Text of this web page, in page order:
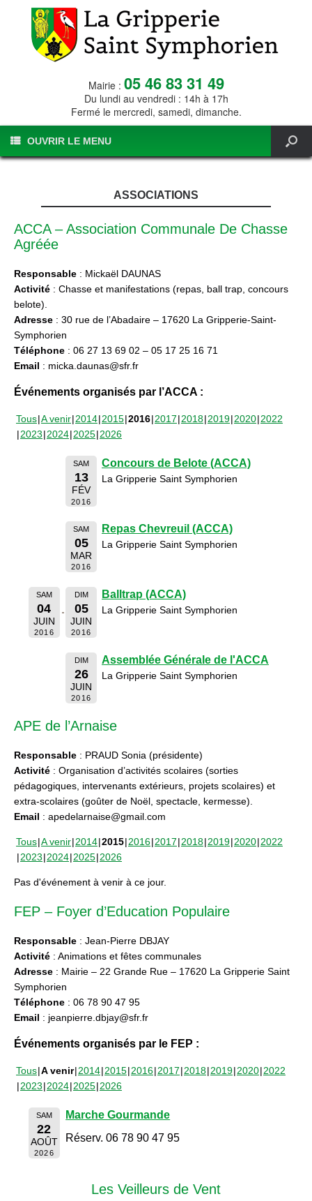
Mairie : 05 46 83 31 49
Du lundi au vendredi : 14h à 17h
Fermé le mercredi, samedi, dimanche.
OUVRIR LE MENU
ASSOCIATIONS
ACCA – Association Communale De Chasse
Agréée
Responsable : Mickaël DAUNAS
Activité : Chasse et manifestations (repas, ball trap, concours
belote).
Adresse : 30 rue de l’Abadaire – 17620 La Gripperie-Saint-
Symphorien
Téléphone : 06 27 13 69 02 – 05 17 25 16 71
Email : micka.daunas@sfr.fr
Événements organisés par l’ACCA :
Tous A venir 2014 2015 2016 2017 2018 2019 2020 2022
2023 2024 2025 2026
SAM
13
FÉV
2016
Concours de Belote (ACCA)
La Gripperie Saint Symphorien
SAM
05
MAR
2016
Repas Chevreuil (ACCA)
La Gripperie Saint Symphorien
SAM
04
JUIN
2016
DIM
05
JUIN
2016
Balltrap (ACCA)
La Gripperie Saint Symphorien
DIM
26
JUIN
2016
Assemblée Générale de l'ACCA
La Gripperie Saint Symphorien
APE de l’Arnaise
Responsable : PRAUD Sonia (présidente)
Activité : Organisation d’activités scolaires (sorties
pédagogiques, intervenants extérieurs, projets scolaires) et
extra-scolaires (goûter de Noël, spectacle, kermesse).
Email : apedelarnaise@gmail.com
Tous A venir 2014 2015 2016 2017 2018 2019 2020 2022
2023 2024 2025 2026
Pas d'événement à venir à ce jour.
FEP – Foyer d’Education Populaire
Responsable : Jean-Pierre DBJAY
Activité : Animations et fêtes communales
Adresse : Mairie – 22 Grande Rue – 17620 La Gripperie Saint
Symphorien
Téléphone : 06 78 90 47 95
Email : jeanpierre.dbjay@sfr.fr
Événements organisés par le FEP :
Tous A venir 2014 2015 2016 2017 2018 2019 2020 2022
2023 2024 2025 2026
SAM
22
AOÛT
2026
Marche Gourmande
Réserv. 06 78 90 47 95
Les Veilleurs de Vent